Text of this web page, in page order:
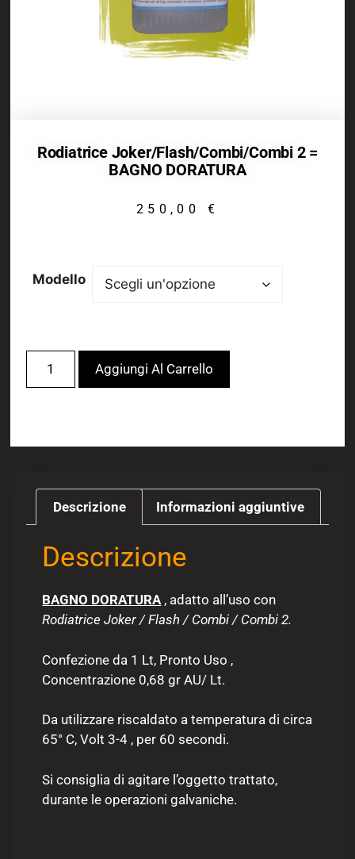
Rodiatrice Joker/Flash/Combi/Combi 2 =
BAGNO DORATURA
250,00 €
Modello
Aggiungi Al Carrello
Descrizione Informazioni aggiuntive
Descrizione
BAGNO DORATURA, adatto all’uso con
Rodiatrice Joker / Flash / Combi / Combi 2.
Confezione da 1 Lt, Pronto Uso ,
Concentrazione 0,68 gr AU/ Lt.
Da utilizzare riscaldato a temperatura di circa
65° C, Volt 3-4 , per 60 secondi.
Si consiglia di agitare l’oggetto trattato,
durante le operazioni galvaniche.